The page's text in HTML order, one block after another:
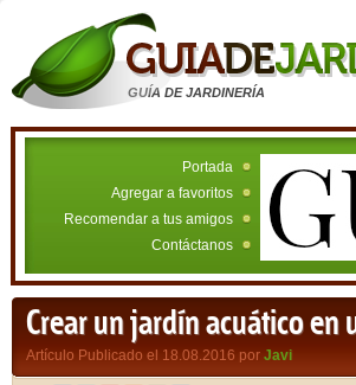
GUÍA DE JARDINERÍA
Portada
Agregar a favoritos
Recomendar a tus amigos
Contáctanos
Crear un jardín acuático en
Artículo Publicado el 18.08.2016 por Javi